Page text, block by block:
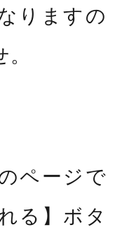
りますの
ページで
る】ボタ